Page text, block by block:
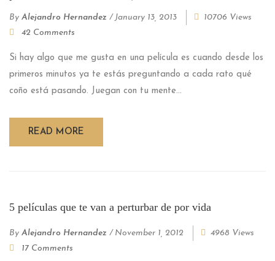
By Alejandro Hernandez / January 13, 2013
10706 Views
42 Comments
Si hay algo que me gusta en una película es cuando desde los
primeros minutos ya te estás preguntando a cada rato qué
coño está pasando. Juegan con tu mente...
READ MORE
5 películas que te van a perturbar de por vida
By Alejandro Hernandez / November 1, 2012
4968 Views
17 Comments